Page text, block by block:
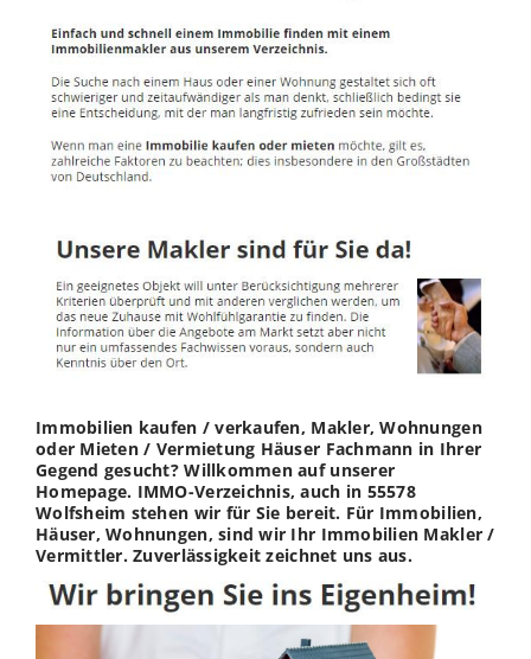
Immobilien kaufen / verkaufen, Makler, Wohnungen
oder Mieten / Vermietung Häuser Fachmann in Ihrer
Gegend gesucht? Willkommen auf unserer
Homepage. IMMO-Verzeichnis, auch in 55578
Wolfsheim stehen wir für Sie bereit. Für Immobilien,
Häuser, Wohnungen, sind wir Ihr Immobilien Makler /
Vermittler. Zuverlässigkeit zeichnet uns aus.